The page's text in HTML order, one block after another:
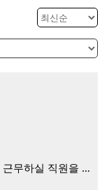
EGP(East Green Purchasing) Corp. 에서 근무하실 직원을 아래와 같이 모집합니다.